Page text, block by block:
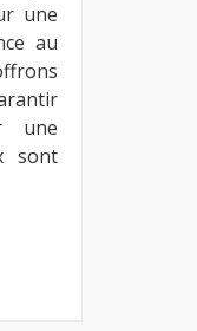
une
au
une
sont